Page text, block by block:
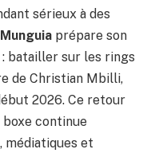
sérieux à des
prépare son
batailler sur les rings
de Christian Mbilli,
2026. Ce retour
boxe continue
médiatiques et